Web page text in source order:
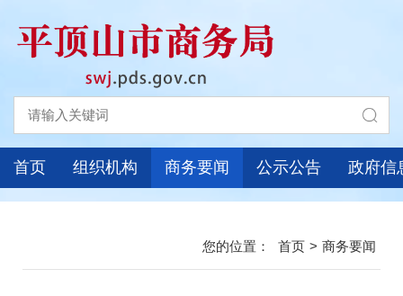
首页 组织机构 商务要闻 公示公告 政府信
首页 > 商务要闻